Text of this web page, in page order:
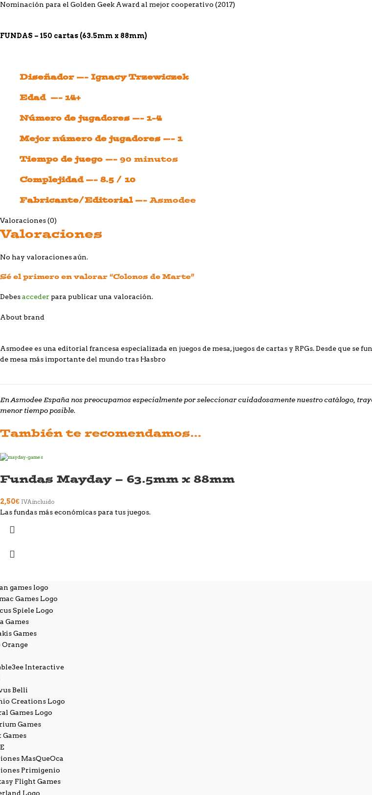
Nominación para el Golden Geek Award al mejor cooperativo (2017)
FUNDAS – 150 cartas (63.5mm x 88mm)
Diseñador —- Ignacy Trzewiczek
Edad —- 14+
Número de jugadores —- 1-4
Mejor número de jugadores —- 1
Tiempo de juego —- 90 minutos
Complejidad —- 8.5 / 10
Fabricante/Editorial —- Asmodee
Valoraciones (0)
Valoraciones
No hay valoraciones aún.
Sé el primero en valorar “Colonos de Marte”
Debesacceder para publicar una valoración.
About brand
Asmodee es una editorial francesa especializada en juegos de mesa, juegos de cartas y RPGs. Desde que se
de mesa más importante del mundo tras Hasbro
En Asmodee España nos preocupamos especialmente por seleccionar cuidadosamente nuestro catálogo,
menor tiempo posible.
También te recomendamos…
Fundas Mayday – 63.5mm x 88mm
2,50€ IVA incluido
Las fundas más económicas para tus juegos.